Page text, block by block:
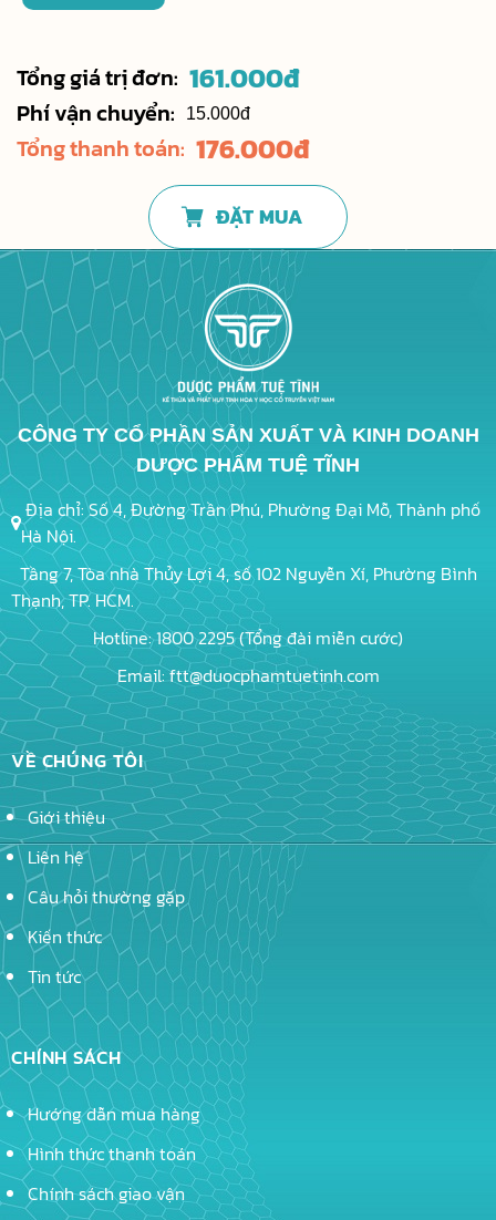
Tổng giá trị đơn: 161.000đ
Phí vận chuyển: 15.000đ
Tổng thanh toán: 176.000đ
ĐẶT MUA
CÔNG TY CỔ PHẦN SẢN XUẤT VÀ KINH DOANH
DƯỢC PHẨM TUỆ TĨNH
Địa chỉ: Số 4, Đường Trần Phú, Phường Đại Mỗ, Thành phố
Hà Nội.
Tầng 7, Tòa nhà Thủy Lợi 4, số 102 Nguyễn Xí, Phường Bình
Thạnh, TP. HCM.
Hotline: 1800 2295 (Tổng đài miễn cước)
Email: ftt@duocphamtuetinh.com
VỀ CHÚNG TÔI
Giới thiệu
Liên hệ
Câu hỏi thường gặp
Kiến thức
Tin tức
CHÍNH SÁCH
Hướng dẫn mua hàng
Hình thức thanh toán
Chính sách giao vận